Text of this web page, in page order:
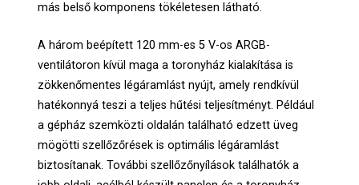
más belső komponens tökéletesen látható.
A három beépített 120 mm-es 5 V-os ARGB-
ventilátoron kívül maga a toronyház kialakítása is
zökkenőmentes légáramlást nyújt, amely rendkívül
hatékonnyá teszi a teljes hűtési teljesítményt. Például
a gépház szemközti oldalán található edzett üveg
mögötti szellőzőrések is optimális légáramlást
biztosítanak. További szellőzőnyílások találhatók a